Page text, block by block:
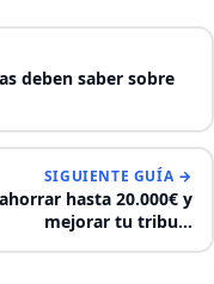
deben saber sobre
SIGUIENTE GUÍA →
hasta 20.000€ y
mejorar tu tribu…